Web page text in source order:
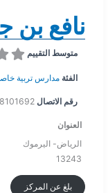
نافع بن
متوسط التقييم
الفئة مدارس تربية
رقم الاتصال
العنوان
الرياض- اليرموك
13243
بلغ عن المركز